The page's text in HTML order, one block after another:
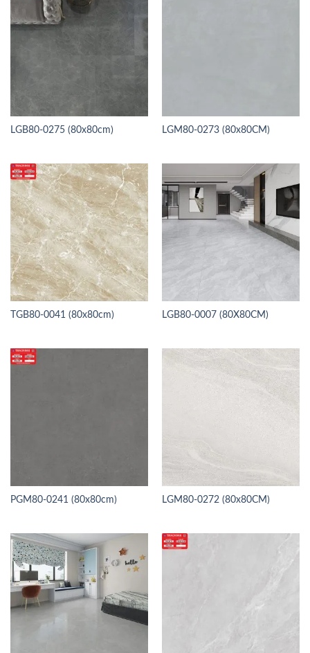
LGB80-0275 (80x80cm) LGM80-0273 (80x80CM)
TGB80-0041 (80x80cm) LGB80-0007 (80X80CM)
PGM80-0241 (80x80cm) LGM80-0272 (80x80CM)